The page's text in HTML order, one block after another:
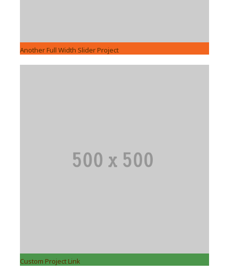
Another Full Width Slider Project
Custom Project Link